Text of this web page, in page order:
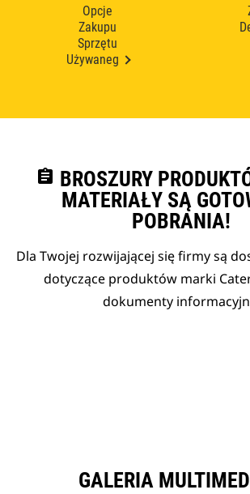
Opcje
Zakupu
Sprzętu
Używaneg
assignment BROSZURY
MATERIAŁY SĄ
POBRANIA!
Dla Twojej rozwijającej się firmy są
dotyczące produktów marki
dokumenty
GALERIA